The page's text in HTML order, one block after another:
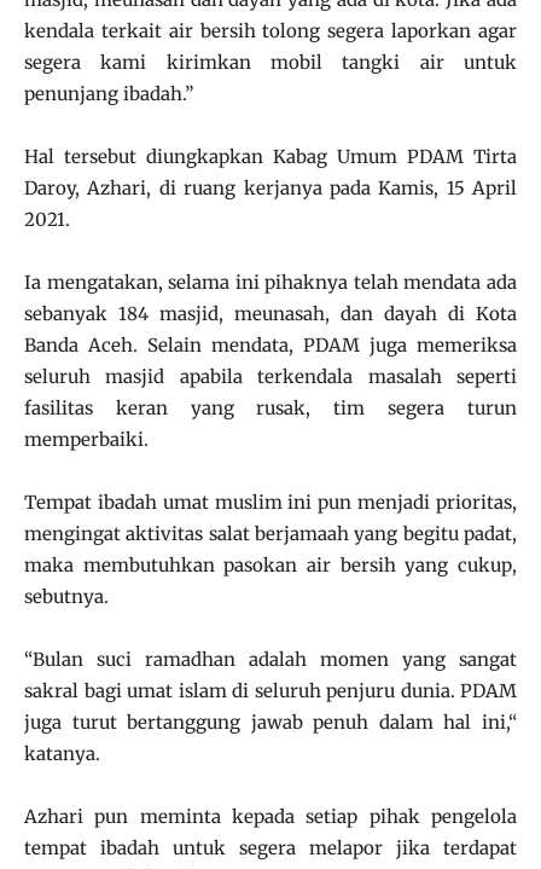
kendala terkait air bersih tolong segera laporkan agar
segera kami kirimkan mobil tangki air untuk
penunjang ibadah.”
Hal tersebut diungkapkan Kabag Umum PDAM Tirta
Daroy, Azhari, di ruang kerjanya pada Kamis, 15 April
2021.
Ia mengatakan, selama ini pihaknya telah mendata ada
sebanyak 184 masjid, meunasah, dan dayah di Kota
Banda Aceh. Selain mendata, PDAM juga memeriksa
seluruh masjid apabila terkendala masalah seperti
fasilitas keran yang rusak, tim segera turun
memperbaiki.
Tempat ibadah umat muslim ini pun menjadi prioritas,
mengingat aktivitas salat berjamaah yang begitu padat,
maka membutuhkan pasokan air bersih yang cukup,
sebutnya.
“Bulan suci ramadhan adalah momen yang sangat
sakral bagi umat islam di seluruh penjuru dunia. PDAM
juga turut bertanggung jawab penuh dalam hal ini,“
katanya.
Azhari pun meminta kepada setiap pihak pengelola
tempat ibadah untuk segera melapor jika terdapat